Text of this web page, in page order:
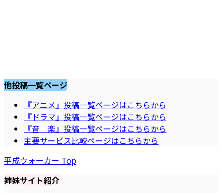
他投稿一覧ページ
『アニメ』投稿一覧ページはこちらから
『ドラマ』投稿一覧ページはこちらから
『音 楽』投稿一覧ページはこちらから
主要サービス比較ページはこちらから
平成ウォーカー Top
姉妹サイト紹介